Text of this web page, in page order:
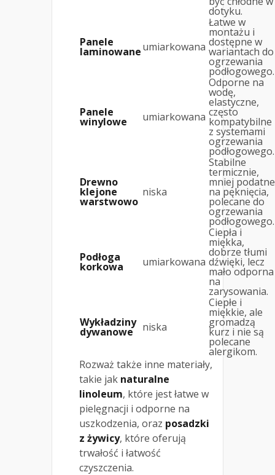
dotyku.
Panele
laminowaneumiarkowana
Łatwe w
montażu i
dostępne w
wariantach do
ogrzewania
podłogowego.
Panele
winylowe umiarkowana
Odporne na
wodę,
elastyczne,
często
kompatybilne
z systemami
ogrzewania
podłogowego.
Drewno
klejone
warstwowo
niska
Stabilne
termicznie,
mniej podatne
na pęknięcia,
polecane do
ogrzewania
podłogowego.
Podłoga
korkowa umiarkowana
Ciepła i
miękka,
dobrze tłumi
dźwięki, lecz
mało odporna
na
zarysowania.
Wykładziny
dywanowe niska
Ciepłe i
miękkie, ale
gromadzą
kurz i nie są
polecane
alergikom.
Rozważ także inne materiały,
takie jak naturalne
linoleum, które jest łatwe w
pielęgnacji i odporne na
uszkodzenia, oraz posadzki
z żywicy, które oferują
trwałość i łatwość
czyszczenia.